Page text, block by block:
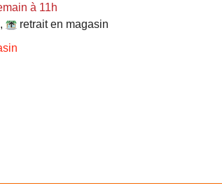
à 11h
,
retrait en magasin